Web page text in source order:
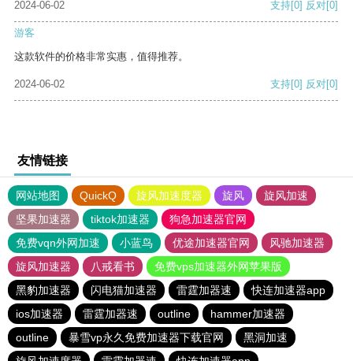
2024-06-02 支持[0] 反对[0]
游客
这款软件的价格非常实惠，值得推荐。
2024-06-02 支持[0] 反对[0]
友情链接
网站地图 QuickQ 旋风加速度器 旋风
旋风加速
坚果加速器
tiktok加速器
狗急加速器官网
免费vqn外网加速
小蓝鸟 优途加速器官网
风驰加速器
旋风加速器
八戒看书
免费vps加速器外网苹果版
黑豹加速器
闪电猫加速器 雷霆加器速
快连加速器app
ios加速器
雷霆加器速 outline
hammer加速器
outline
暴雪vp永久免费加速器下载官网
黑洞加速